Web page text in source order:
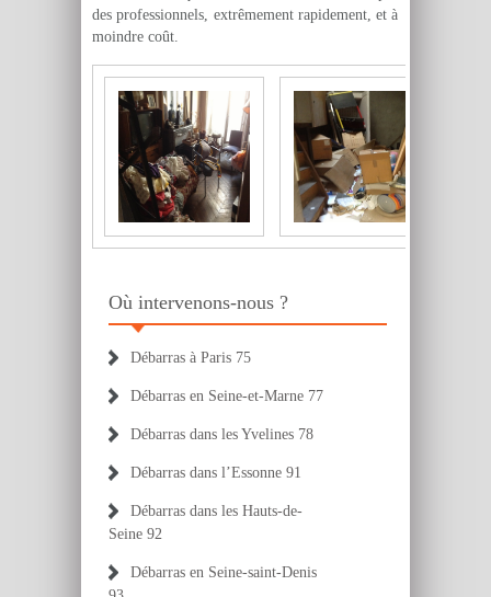
des professionnels, extrêmement rapidement, et à
moindre coût.
Où intervenons-nous ?
Débarras à Paris 75
Débarras en Seine-et-Marne 77
Débarras dans les Yvelines 78
Débarras dans l’Essonne 91
Débarras dans les Hauts-de-
Seine 92
Débarras en Seine-saint-Denis